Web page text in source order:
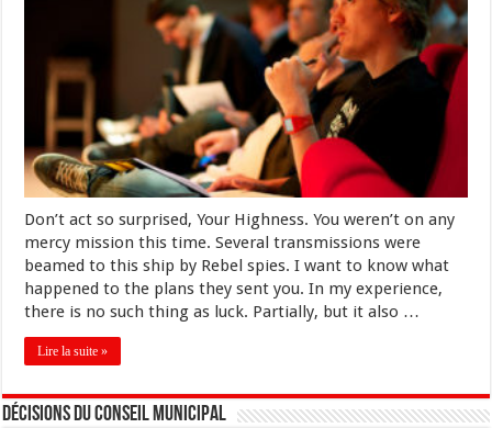
Don’t act so surprised, Your Highness. You weren’t on any
mercy mission this time. Several transmissions were
beamed to this ship by Rebel spies. I want to know what
happened to the plans they sent you. In my experience,
there is no such thing as luck. Partially, but it also …
Lire la suite »
Décisions du conseil municipal